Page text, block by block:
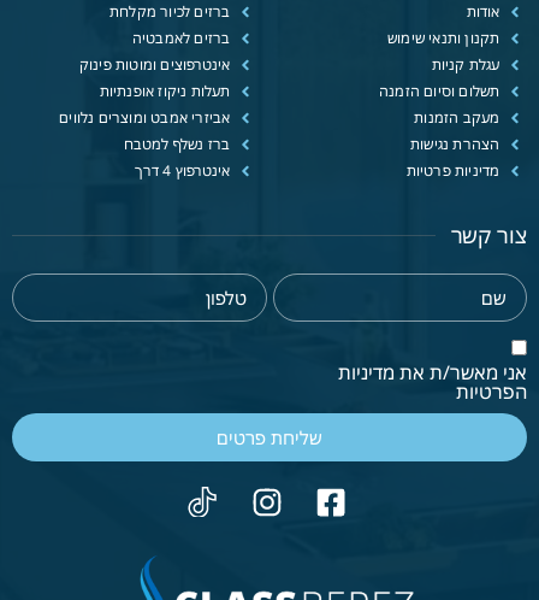
אודות
תקנון ותנאי שימוש
עגלת קניות
תשלום וסיום הזמנה
מעקב הזמנות
הצהרת נגישות
מדיניות פרטיות
ברזים לכיור מקלחת
ברזים לאמבטיה
אינטרפוצים ומוטות פינוק
תעלות ניקוז אופנתיות
אביזרי אמבט ומוצרים נלווים
ברז נשלף למטבח
אינטרפוץ 4 דרך
צור קשר
אני מאשר/ת את מדיניות
הפרטיות
שליחת פרטים